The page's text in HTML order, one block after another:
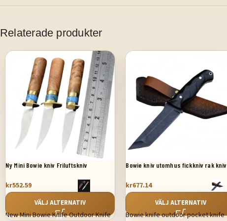
Relaterade produkter
Ny Mini Bowie kniv Friluftskniv
kr552.59
VÄLJ ALTERNATIV
New Mini Bowie Knife Outdoor Knife
Bowie kniv utomhus fickkniv rak kniv
kr677.14
VÄLJ ALTERNATIV
Bowie knife outdoor pocket knife